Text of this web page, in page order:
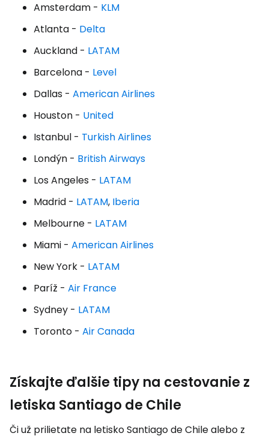
Amsterdam - KLM
Atlanta - Delta
Auckland - LATAM
Barcelona - Level
Dallas - American Airlines
Houston - United
Istanbul - Turkish Airlines
Londýn - British Airways
Los Angeles - LATAM
Madrid - LATAM, Iberia
Melbourne - LATAM
Miami - American Airlines
New York - LATAM
Paríž - Air France
Sydney - LATAM
Toronto - Air Canada
Získajte ďalšie tipy na cestovanie z
letiska Santiago de Chile
Či už prilietate na letisko Santiago de Chile alebo z